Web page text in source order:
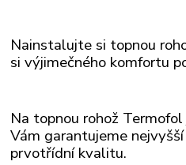
Nainstalujte si topnou
si výjimečného komfortu
Na topnou rohož
Vám garantujeme
prvotřídní kvalitu.